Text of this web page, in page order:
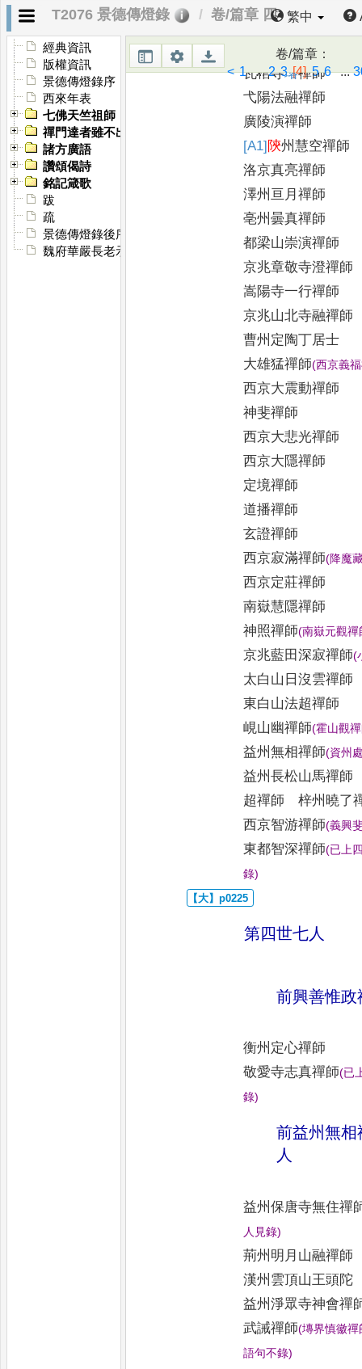
T2076 景德傳燈錄 卷/篇章 四 繁中
經典資訊
版權資訊
景德傳燈錄序
西來年表
七佛天竺祖師
禪門達者雖不出世有名於時者
諸方廣語
讚頌偈詩
銘記箴歌
跋
疏
景德傳燈錄後序
魏府華嚴長老示眾
卷/篇章 ：
< 1...2 3 [4] 5 6...
洛京同德寺幹禪師
蘇州真亮禪師
瓦棺寺璿禪師
弋陽法融禪師
廣陵演禪師
[A1]陝州慧空禪師
洛京真亮禪師
澤州亘月禪師
亳州曇真禪師
都梁山崇演禪師
京兆章敬寺澄禪師
嵩陽寺一行禪師
京兆山北寺融禪師
曹州定陶丁居士
大雄猛禪師(西京義
西京大震動禪師
神斐禪師
西京大悲光禪師
西京大隱禪師
定境禪師
道播禪師
玄證禪師
西京寂滿禪師(降魔
西京定莊禪師
南嶽慧隱禪師
神照禪師(南嶽元觀禪
京兆藍田深寂禪師(
太白山日沒雲禪師
東白山法超禪師
峴山幽禪師(霍山觀
益州無相禪師(資州
益州長松山馬禪師
超禪師 梓州曉了
西京智游禪師(義興
東都智深禪師(已上
錄)
第四世七人
前興善惟政
衡州定心禪師
敬愛寺志真禪師(已
錄)
前益州無相
人
益州保唐寺無住禪
人見錄)
荊州明月山融禪師
漢州雲頂山王頭陀
益州淨眾寺神會禪
武誡禪師(塼界慎徽
語句不錄)